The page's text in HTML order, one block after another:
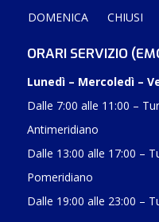
DOMENICA
CHIUSI
ORARI SERVIZIO
Lunedì – Mercoledì –
Dalle 7:00 alle 11:00 –
Antimeridiano
Dalle 13:00 alle 17:00 –
Pomeridiano
Dalle 19:00 alle 23:00 –